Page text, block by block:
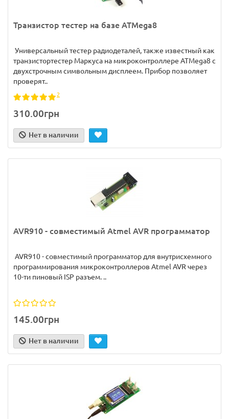
Транзистор тестер на базе ATMega8
Универсальный тестер радиодеталей, также известный как
транзистортестер Маркуса на микроконтроллере ATMega8 с
двухстрочным символьным дисплеем. Прибор позволяет
проверят..
2
310.00грн
Нет в наличии
AVR910 - совместимый Atmel AVR программатор
AVR910 - совместимый программатор для внутрисхемного
программирования микроконтроллеров Atmel AVR через
10-ти пиновый ISP разъем. ..
145.00грн
Нет в наличии